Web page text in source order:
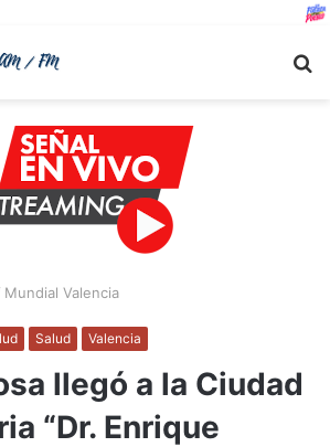
Mundial Valencia
Salud Valencia
llegó a la Ciudad
“Dr. Enrique